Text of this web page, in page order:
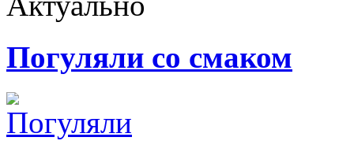
Погуляли со смаком